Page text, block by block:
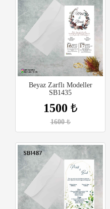
Beyaz Zarflı Modeller
SB1435
1500 ₺
1600₺